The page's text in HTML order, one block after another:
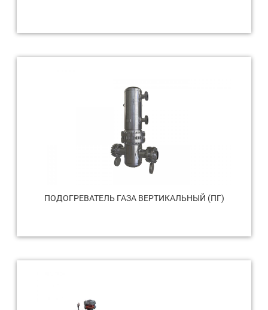
ПОДОГРЕВАТЕЛЬ ГАЗА ВЕРТИКАЛЬНЫЙ (ПГ)